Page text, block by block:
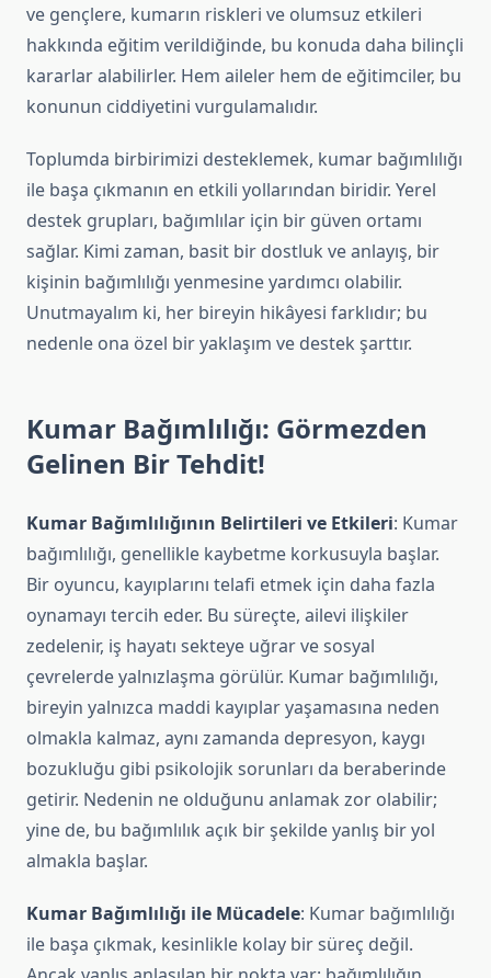
ve gençlere, kumarın riskleri ve olumsuz etkileri
hakkında eğitim verildiğinde, bu konuda daha bilinçli
kararlar alabilirler. Hem aileler hem de eğitimciler, bu
konunun ciddiyetini vurgulamalıdır.
Toplumda birbirimizi desteklemek, kumar bağımlılığı
ile başa çıkmanın en etkili yollarından biridir. Yerel
destek grupları, bağımlılar için bir güven ortamı
sağlar. Kimi zaman, basit bir dostluk ve anlayış, bir
kişinin bağımlılığı yenmesine yardımcı olabilir.
Unutmayalım ki, her bireyin hikâyesi farklıdır; bu
nedenle ona özel bir yaklaşım ve destek şarttır.
Kumar Bağımlılığı: Görmezden
Gelinen Bir Tehdit!
Kumar Bağımlılığının Belirtileri ve Etkileri: Kumar
bağımlılığı, genellikle kaybetme korkusuyla başlar.
Bir oyuncu, kayıplarını telafi etmek için daha fazla
oynamayı tercih eder. Bu süreçte, ailevi ilişkiler
zedelenir, iş hayatı sekteye uğrar ve sosyal
çevrelerde yalnızlaşma görülür. Kumar bağımlılığı,
bireyin yalnızca maddi kayıplar yaşamasına neden
olmakla kalmaz, aynı zamanda depresyon, kaygı
bozukluğu gibi psikolojik sorunları da beraberinde
getirir. Nedenin ne olduğunu anlamak zor olabilir;
yine de, bu bağımlılık açık bir şekilde yanlış bir yol
almakla başlar.
Kumar Bağımlılığı ile Mücadele: Kumar bağımlılığı
ile başa çıkmak, kesinlikle kolay bir süreç değil.